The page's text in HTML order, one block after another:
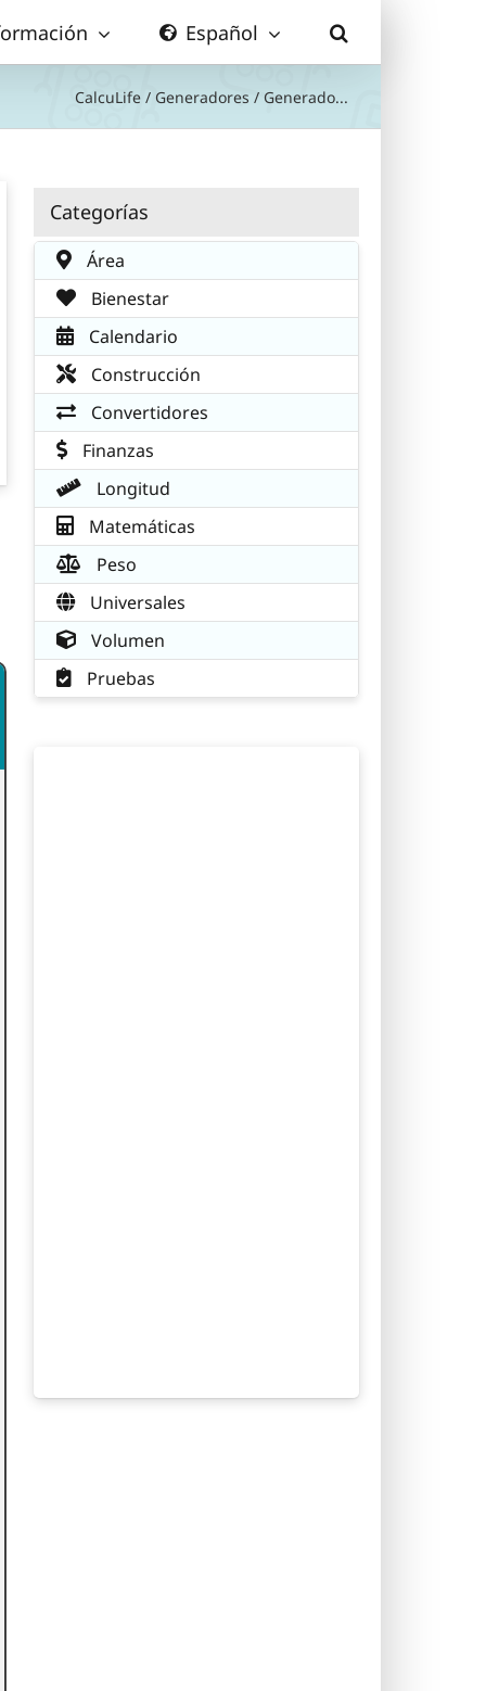
Español
CalcuLife / Generadores / Generado...
Categorías
Área
Bienestar
Calendario
Construcción
Convertidores
Finanzas
Longitud
Matemáticas
Peso
Universales
Volumen
Pruebas